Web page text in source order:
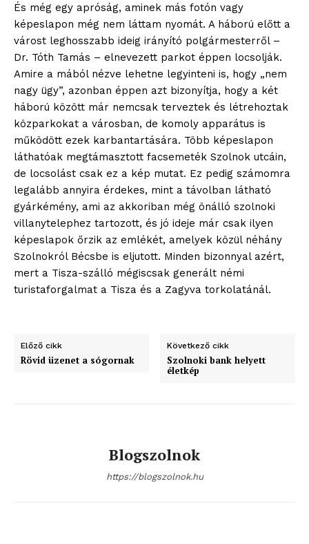
És még egy apróság, aminek más fotón vagy
képeslapon még nem láttam nyomát. A háború előtt a
várost leghosszabb ideig irányító polgármesterről –
Dr. Tóth Tamás – elnevezett parkot éppen locsolják.
Amire a mából nézve lehetne legyinteni is, hogy „nem
nagy ügy”, azonban éppen azt bizonyítja, hogy a két
háború között már nemcsak terveztek és létrehoztak
közparkokat a városban, de komoly apparátus is
működött ezek karbantartására. Több képeslapon
láthatóak megtámasztott facsemeték Szolnok utcáin,
de locsolást csak ez a kép mutat. Ez pedig számomra
legalább annyira érdekes, mint a távolban látható
gyárkémény, ami az akkoriban még önálló szolnoki
villanytelephez tartozott, és jó ideje már csak ilyen
képeslapok őrzik az emlékét, amelyek közül néhány
Szolnokról Bécsbe is eljutott. Minden bizonnyal azért,
mert a Tisza-szálló mégiscsak generált némi
turistaforgalmat a Tisza és a Zagyva torkolatánál.
Előző cikk
Rövid üzenet a sógornak
Következő cikk
Szolnoki bank helyett
életkép
Blogszolnok
https://blogszolnok.hu